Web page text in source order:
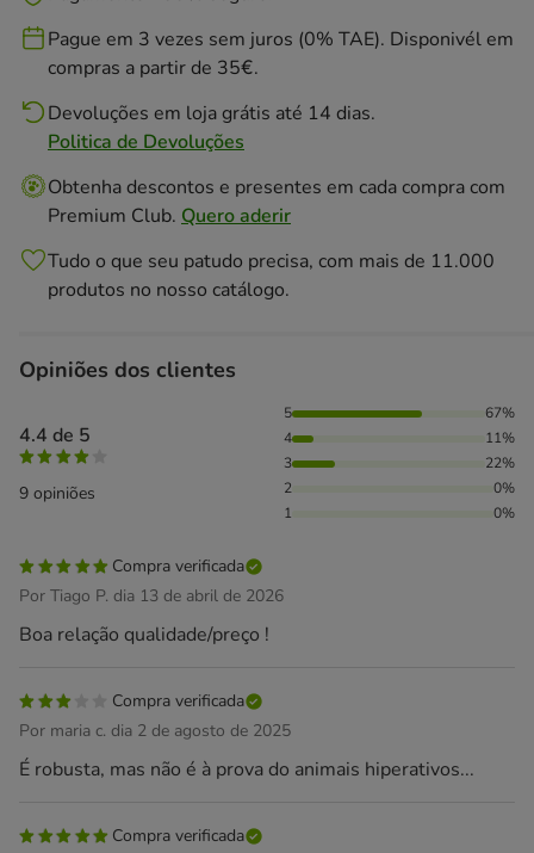
Pague em 3 vezes sem juros (0% TAE). Disponivél em
compras a partir de 35€.
Devoluções em loja grátis até 14 dias.
Politica de Devoluções
Obtenha descontos e presentes em cada compra com
Premium Club. Quero aderir
Tudo o que seu patudo precisa, com mais de 11.000
produtos no nosso catálogo.
Opiniões dos clientes
4.4 de 5
9 opiniões
67% das pessoas avaliaram com 5 estrelas, 11% das
5
67%
4
11%
3
22%
2
0%
1
0%
Compra verificada
Por Tiago P. dia 13 de abril de 2026
Boa relação qualidade/preço !
Compra verificada
Por maria c. dia 2 de agosto de 2025
É robusta, mas não é à prova do animais hiperativos...
Compra verificada